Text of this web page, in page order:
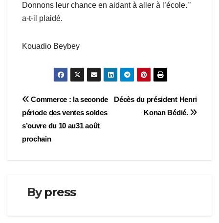
Donnons leur chance en aidant à aller à l’école.’’
a-t-il plaidé.
Kouadio Beybey
Navigation
de
l’article
Décès du président Henri
Konan Bédié.
Commerce : la seconde
période des ventes soldes
s’ouvre du 10 au31 août
prochain
Bypress